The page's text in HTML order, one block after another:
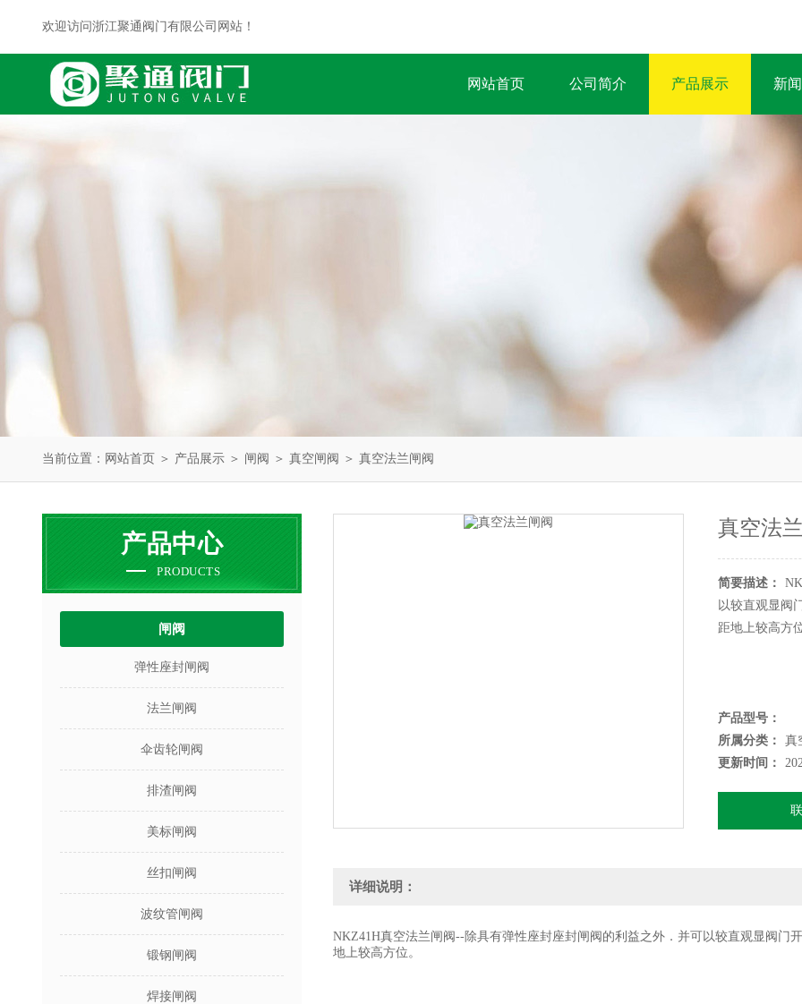
欢迎访问浙江聚通阀门有限公司网站！
网站首页 公司简介 产品展示 新
当前位置： 网站首页 ＞ 产品展示 ＞ 闸阀 ＞ 真空闸阀 ＞ 真空法兰闸阀
产品中心
PRODUCTS
闸阀
弹性座封闸阀
法兰闸阀
伞齿轮闸阀
排渣闸阀
美标闸阀
丝扣闸阀
波纹管闸阀
锻钢闸阀
焊接闸阀
真空法
简要描述：
以较直观显阀
距地上较高方位
产品型号：
所属分类：
真
更新时间：
详细说明：
NKZ41H真空法兰闸阀--除具有弹性座封座封闸阀的利益之外．并可以较直观显阀门
地上较高方位。